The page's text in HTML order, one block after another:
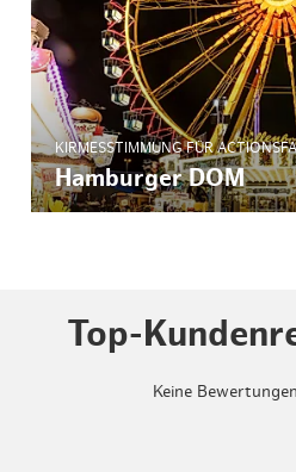
KIRMESSTIMMUNG FÜR
Hamburger DOM
Top-
Keine